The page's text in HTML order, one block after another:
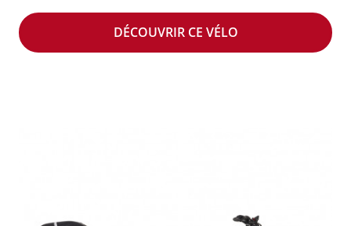
DÉCOUVRIR CE VÉLO